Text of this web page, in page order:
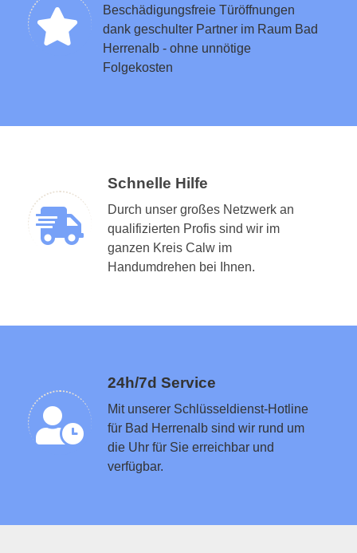
Beschädigungsfreie Türöffnungen
dank geschulter Partner im Raum Bad
Herrenalb - ohne unnötige
Folgekosten
Schnelle Hilfe
Durch unser großes Netzwerk an
qualifizierten Profis sind wir im
ganzen Kreis Calw im
Handumdrehen bei Ihnen.
24h/7d Service
Mit unserer Schlüsseldienst-Hotline
für Bad Herrenalb sind wir rund um
die Uhr für Sie erreichbar und
verfügbar.
Schlüsseldienst in der Nähe vermitteln